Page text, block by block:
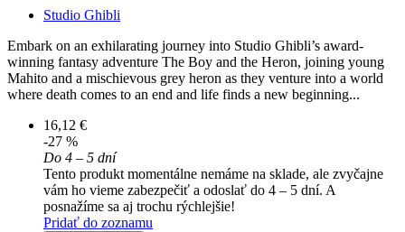
Studio Ghibli
Embark on an exhilarating journey into Studio Ghibli’s award-
winning fantasy adventure The Boy and the Heron, joining young
Mahito and a mischievous grey heron as they venture into a world
where death comes to an end and life finds a new beginning...
16,12 €
-27 %
Do 4 – 5 dní
Tento produkt momentálne nemáme na sklade, ale zvyčajne
vám ho vieme zabezpečiť a odoslať do 4 – 5 dní. A
posnažíme sa aj trochu rýchlejšie!
Pridať do zoznamu